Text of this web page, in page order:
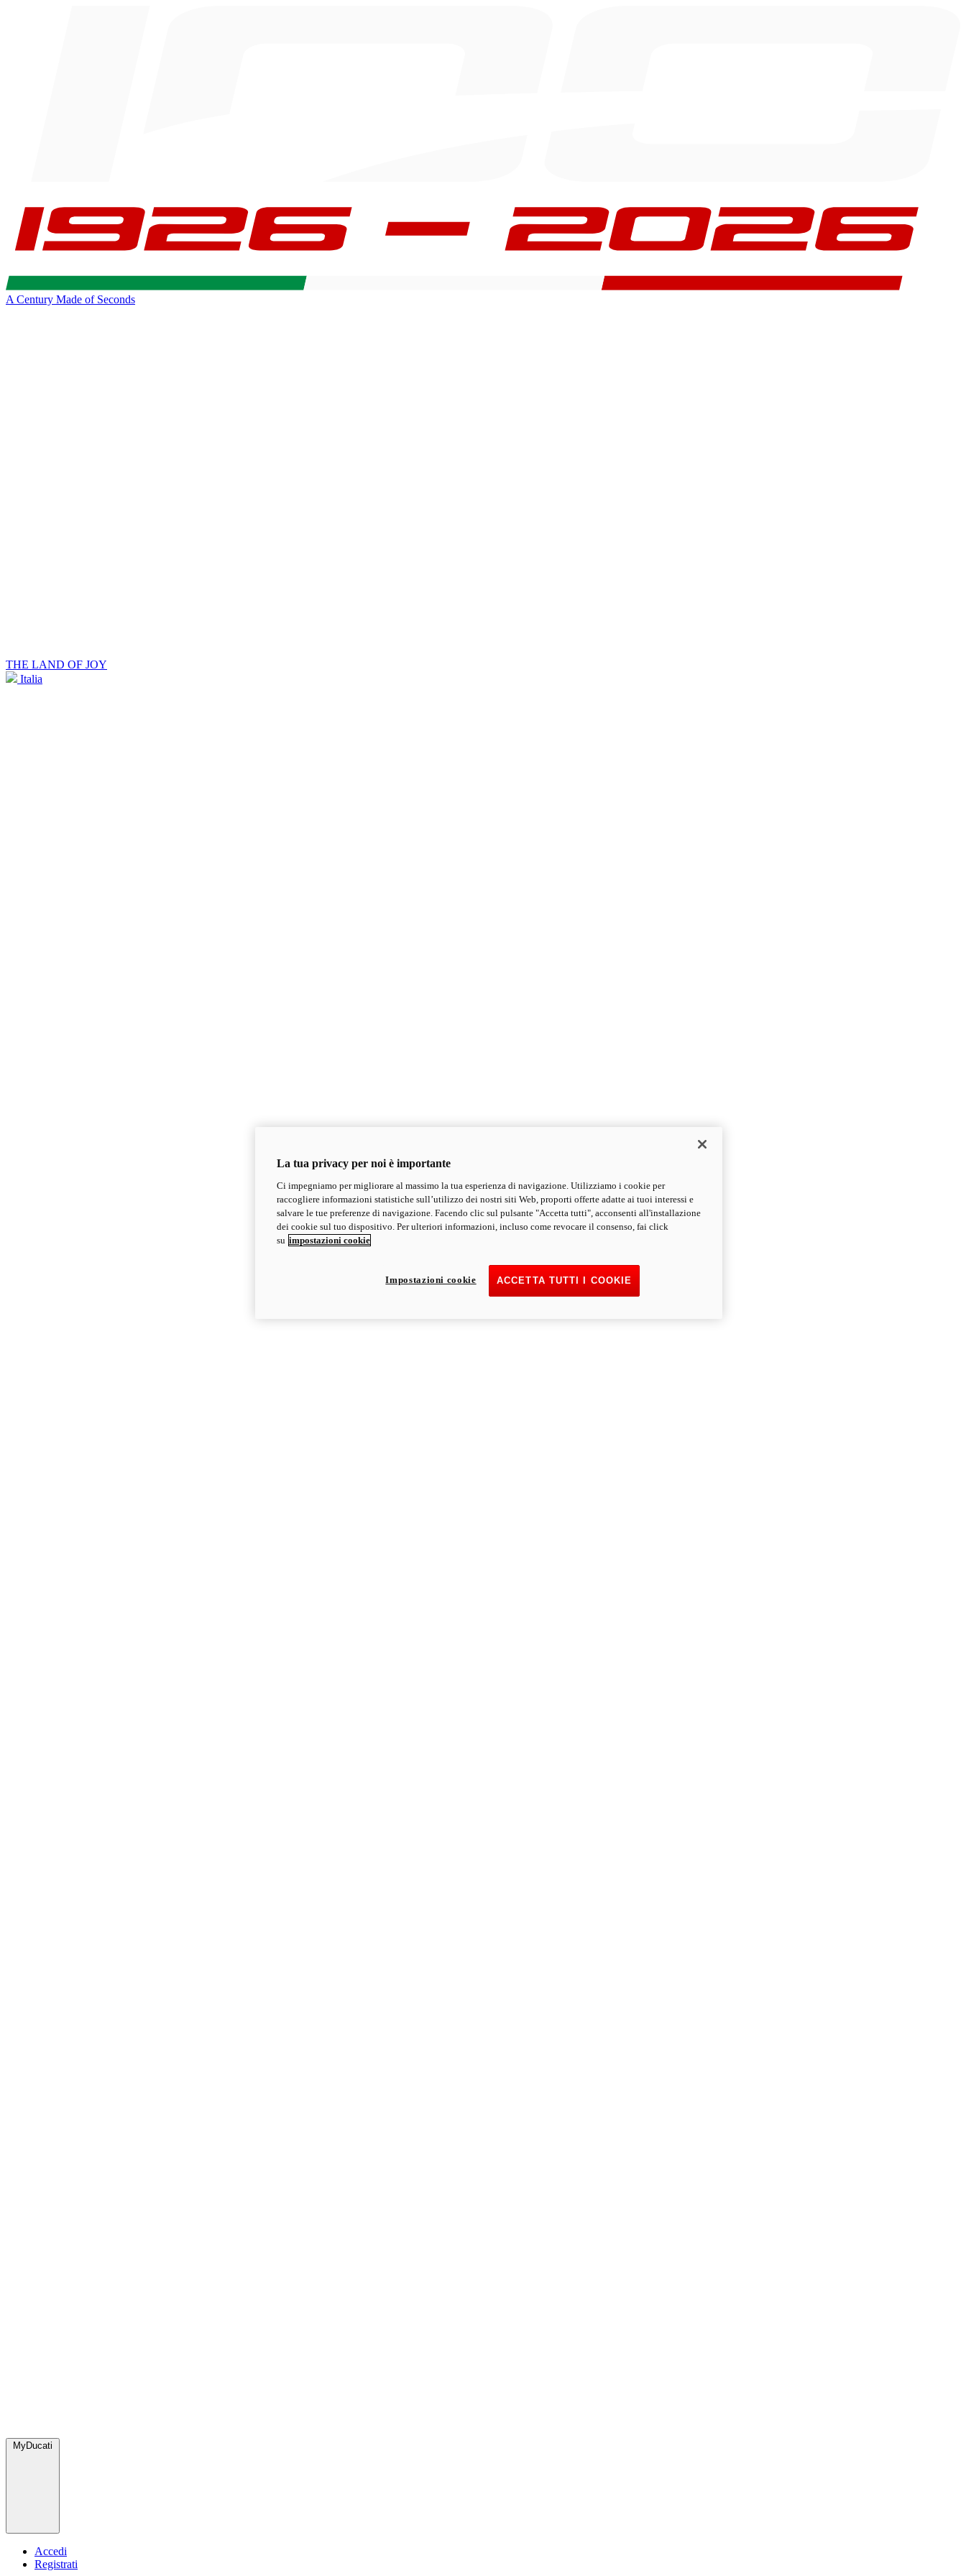
A Century Made of Seconds
THE LAND OF JOY
Italia
MyDucati
Accedi
Registrati
La tua privacy per noi è importante
Ci impegniamo per migliorare al massimo la tua esperienza di navigazione. Utilizziamo i cookie per
raccogliere informazioni statistiche sull’utilizzo dei nostri siti Web, proporti offerte adatte ai tuoi interessi e
salvare le tue preferenze di navigazione. Facendo clic sul pulsante "Accetta tutti", acconsenti all'installazione
dei cookie sul tuo dispositivo. Per ulteriori informazioni, incluso come revocare il consenso, fai click
su impostazioni cookie
ACCETTA TUTTI I COOKIE
Impostazioni cookie